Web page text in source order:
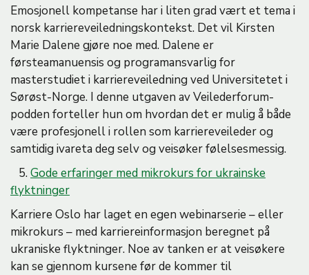
Emosjonell kompetanse har i liten grad vært et tema i
norsk karriereveiledningskontekst. Det vil Kirsten
Marie Dalene gjøre noe med. Dalene er
førsteamanuensis og programansvarlig for
masterstudiet i karriereveiledning ved Universitetet i
Sørøst-Norge. I denne utgaven av Veilederforum-
podden forteller hun om hvordan det er mulig å både
være profesjonell i rollen som karriereveileder og
samtidig ivareta deg selv og veisøker følelsesmessig.
5.Gode erfaringer med mikrokurs for ukrainske
flyktninger
Karriere Oslo har laget en egen webinarserie – eller
mikrokurs – med karriereinformasjon beregnet på
ukraniske flyktninger. Noe av tanken er at veisøkere
kan se gjennom kursene før de kommer til